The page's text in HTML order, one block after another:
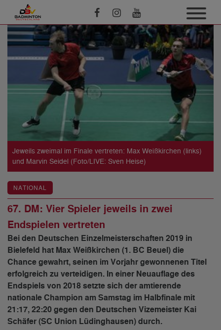
Jeweils zweimal im Finale vertreten: Max Weißkirchen (links)
und Marvin Seidel (Foto/LIVE: Sven Heise)
NATIONAL
67. DM: Vier Spieler jeweils in zwei
Endspielen vertreten
Bei den Deutschen Einzelmeisterschaften 2019 in
Bielefeld hat Max Weißkirchen (1. BC Beuel) die
Chance gewahrt, seinen im Vorjahr gewonnenen Titel
erfolgreich zu verteidigen. In einer Neuauflage des
Endspiels von 2018 setzte sich der amtierende
nationale Champion am Samstag im Halbfinale mit
21:17, 22:20 gegen den Deutschen Vizemeister Kai
Schäfer (SC Union Lüdinghausen) durch.